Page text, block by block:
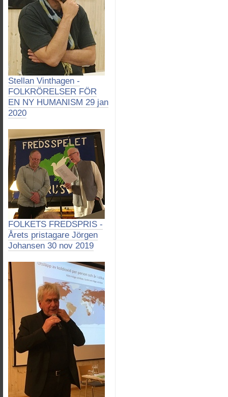
Stellan Vinthagen -
FOLKRÖRELSER FÖR
EN NY HUMANISM 29 jan
2020
FOLKETS FREDSPRIS -
Årets pristagare Jörgen
Johansen 30 nov 2019